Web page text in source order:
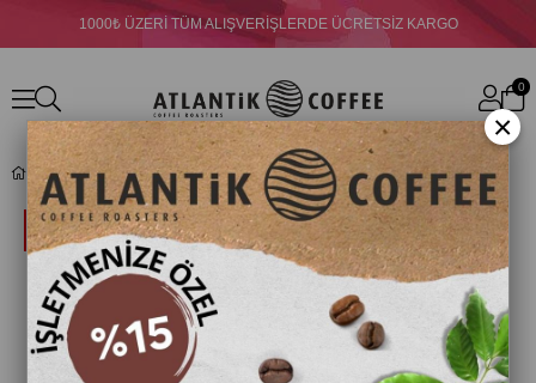
1000₺ ÜZERİ TÜM ALIŞVERİŞLERDE ÜCRETSİZ KARGO
0
Atlantik Ada Çayı 125 gr
×